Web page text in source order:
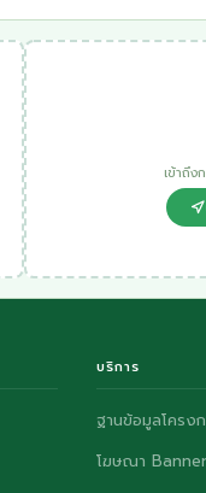
เข้าถึง
บริการ
ฐานข้อมูลโครง
โฆษณา Banner